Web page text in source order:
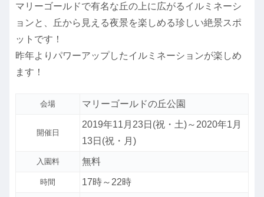
マリーゴールドで有名な丘の上に広がるイルミネーシ
ョンと、丘から見える夜景を楽しめる珍しい絶景スポ
ットです！
昨年よりパワーアップしたイルミネーションが楽しめ
ます！
会場 マリーゴールドの丘公園
開催日
2019年11月23日(祝・土)～2020年1月
13日(祝・月)
入園料 無料
時間 17時～22時